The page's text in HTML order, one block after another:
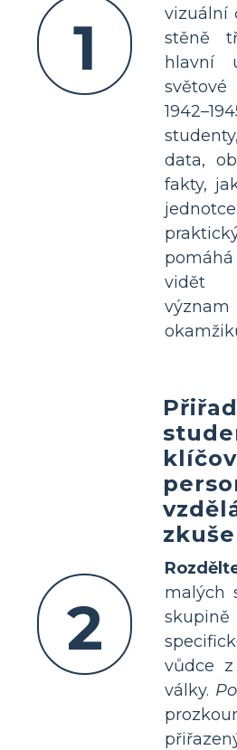
1
vizuální
stěně
hlavní
data,
fakty,
vidět
2
malých
vůdce
války.